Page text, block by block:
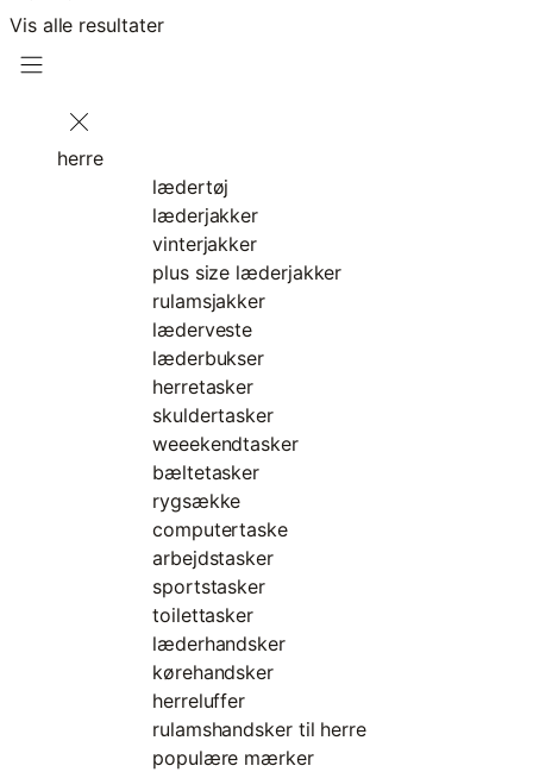
Vis alle resultater
herre
lædertøj
læderjakker
vinterjakker
plus size læderjakker
rulamsjakker
læderveste
læderbukser
herretasker
skuldertasker
weeekendtasker
bæltetasker
rygsække
computertaske
arbejdstasker
sportstasker
toilettasker
læderhandsker
kørehandsker
herreluffer
rulamshandsker til herre
populære mærker